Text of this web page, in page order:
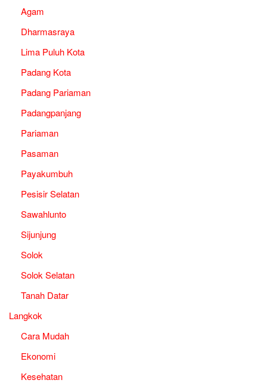
Agam
Dharmasraya
Lima Puluh Kota
Padang Kota
Padang Pariaman
Padangpanjang
Pariaman
Pasaman
Payakumbuh
Pesisir Selatan
Sawahlunto
Sijunjung
Solok
Solok Selatan
Tanah Datar
Langkok
Cara Mudah
Ekonomi
Kesehatan